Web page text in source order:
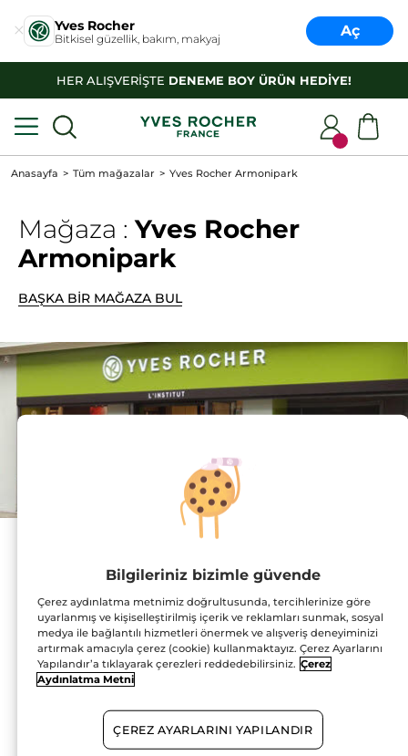
Yves Rocher
Bitkisel güzellik, bakım, makyaj Aç
HER ALIŞVERİŞTE DENEME BOY ÜRÜN HEDİYE!
Anasayfa Tüm mağazalar Yves Rocher Armonipark
Mağaza :Yves Rocher
Armonipark
BAŞKA BİR MAĞAZA BUL
Halkalı Caddesi, No:12,
Armonipark Outlet
Center, 1. Kat BB:48
34295 Küçükçekmece
HARİTADA GÖSTER
0212 540 30 41
Bilgileriniz bizimle güvende
Çerez aydınlatma metnimiz doğrultusunda, tercihlerinize göre
uyarlanmış ve kişiselleştirilmiş içerik ve reklamları sunmak, sosyal
medya ile bağlantılı hizmetleri önermek ve alışveriş deneyiminizi
artırmak amacıyla çerez (cookie) kullanmaktayız. Çerez Ayarlarını
Yapılandır’a tıklayarak çerezleri reddedebilirsiniz. Çerez
Aydınlatma Metni
ÇEREZ AYARLARINI YAPILANDIR